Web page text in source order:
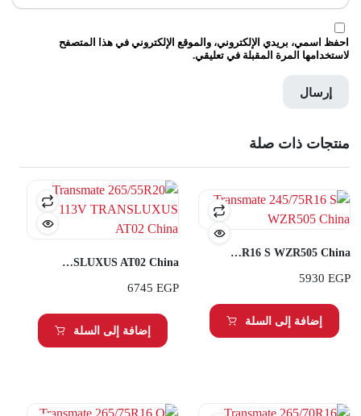
احفظ اسمي، بريدي الإلكتروني، والموقع الإلكتروني في هذا المتصفح
لاستخدامها المرة المقبلة في تعليقي.
منتجات ذات صلة
Transmate 245/75R16 S WZR505 China
5930 EGP
إضافة إلى السلة
Transmate 265/55R20 113V TRANSLUXUS AT02 China
6745 EGP
إضافة إلى السلة